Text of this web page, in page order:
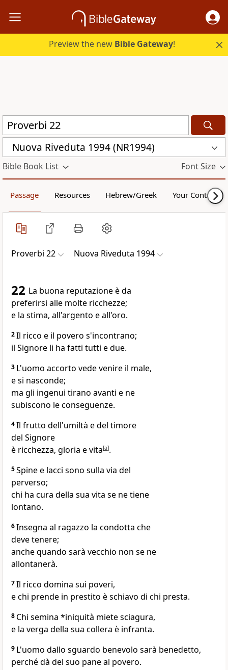
Preview the new Bible Gateway!
Nuova Riveduta 1994 (NR1994)
Bible Book List Font Size
Passage Resources Hebrew/Greek Your Content
Proverbi 22 Nuova Riveduta 1994
22 La buona reputazione è da
preferirsi alle molte ricchezze;
e la stima, all'argento e all'oro.
2Il ricco e il povero s'incontrano;
il Signore li ha fatti tutti e due.
3 L'uomo accorto vede venire il male,
e si nasconde;
ma gli ingenui tirano avanti e ne
subiscono le conseguenze.
4Il frutto dell'umiltà e del timore
del Signore
è ricchezza, gloria e vita[a].
5Spine e lacci sono sulla via del
perverso;
chi ha cura della sua vita se ne tiene
lontano.
6Insegna al ragazzo la condotta che
deve tenere;
anche quando sarà vecchio non se ne
allontanerà.
7Il ricco domina sui poveri,
e chi prende in prestito è schiavo di chi presta.
8 Chi semina *iniquità miete sciagura,
e la verga della sua collera è infranta.
9 L'uomo dallo sguardo benevolo sarà benedetto,
perché dà del suo pane al povero.